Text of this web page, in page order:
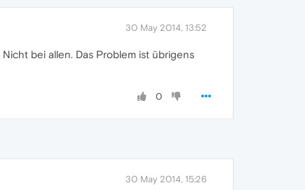
30 May 2014, 13:52
bei allen. Das Problem ist übrigens
0
30 May 2014, 15:26